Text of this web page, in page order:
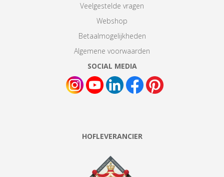
Veelgestelde vragen
Webshop
Betaalmogelijkheden
Algemene voorwaarden
SOCIAL MEDIA
HOFLEVERANCIER